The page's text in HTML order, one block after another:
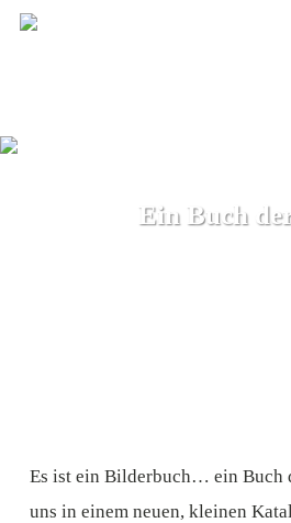
Skip
Ein Buch
Es ist ein Bilderbuch… ein Buch
uns in einem neuen, kleinen